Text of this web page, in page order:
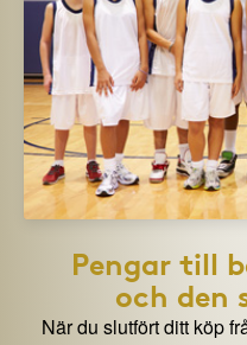
Pengar till
och den
När du slutfört ditt köp